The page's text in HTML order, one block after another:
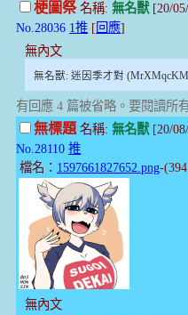
梗圖祭名稱: 無名獸[20/
No.28036 1推 [回應]
無內文
無名獸: 迷因季才對 (MrXMqcKM
有回應 4 篇被省略。要閱讀所
無標題名稱: 無名獸[20/
No.28110 推
檔名： 1597661827652.png-
無內文